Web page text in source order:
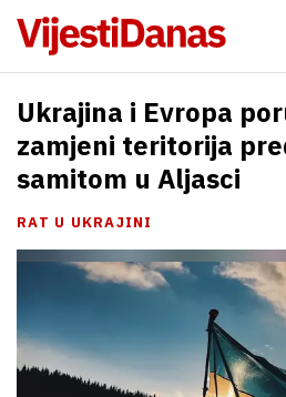
Ukrajina i Evropa
zamjeni teritorija
samitom u Aljasci
RAT U UKRAJINI